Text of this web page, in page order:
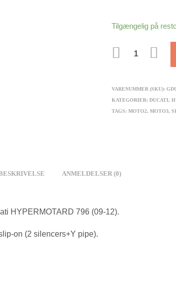
Tilgængelig på
ANTAL
VARENUMMER (SKU):
KATEGORIER:DUCATI,
TAGS:MOTO2,MOTO3,
ANMELDELSER (0)
HYPERMOTARD 796 (09-12).
on (2 silencers+Y pipe).